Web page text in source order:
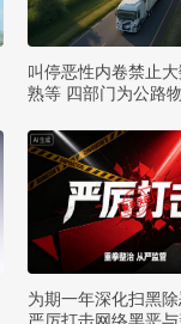
叫停恶性内卷禁止
熟等 四部门为公路
为期一年深化扫黑